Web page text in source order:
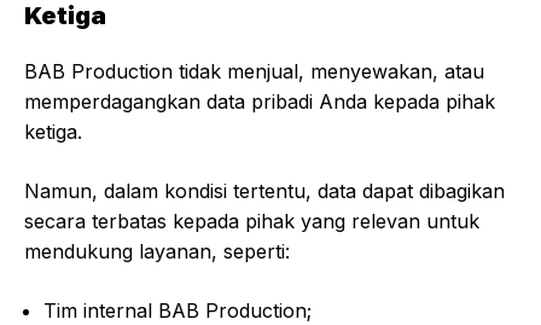
Ketiga
BAB Production tidak menjual, menyewakan, atau
memperdagangkan data pribadi Anda kepada pihak
ketiga.
Namun, dalam kondisi tertentu, data dapat dibagikan
secara terbatas kepada pihak yang relevan untuk
mendukung layanan, seperti:
Tim internal BAB Production;